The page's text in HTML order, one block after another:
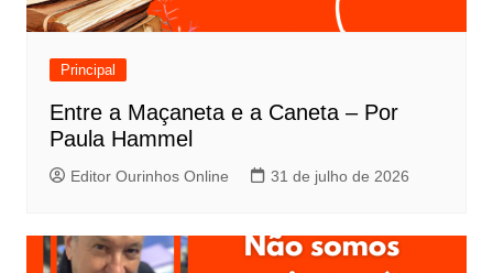
Principal
Entre a Maçaneta e a Caneta – Por
Paula Hammel
Editor Ourinhos Online 31 de julho de 2026